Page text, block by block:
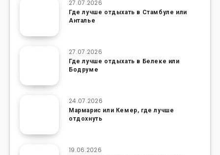
27.07.2026
Где лучше отдыхать в Стамбуле или
Анталье
27.07.2026
Где лучше отдыхать в Белеке или
Бодруме
24.07.2026
Мармарис или Кемер, где лучше
отдохнуть
19.06.2026